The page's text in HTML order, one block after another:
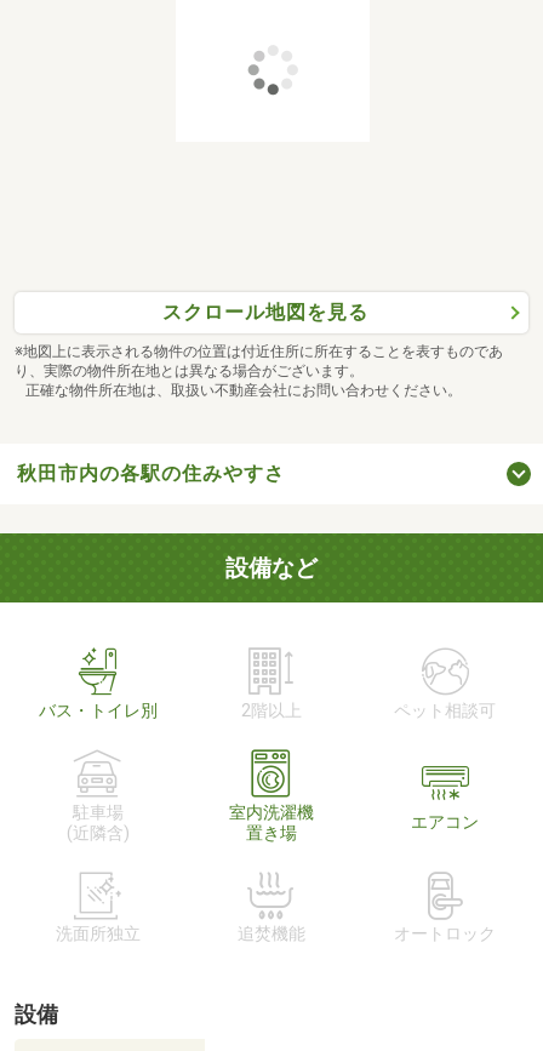
スクロール地図を見る
※地図上に表示される物件の位置は付近住所に所在することを表すものであ
り、実際の物件所在地とは異なる場合がございます。
正確な物件所在地は、取扱い不動産会社にお問い合わせください。
秋田市内の各駅の住みやすさ
設備など
バス・トイレ別 2階以上 ペット相談可
駐車場
(近隣含)
室内洗濯機
置き場
エアコン
洗面所独立 追焚機能 オートロック
設備